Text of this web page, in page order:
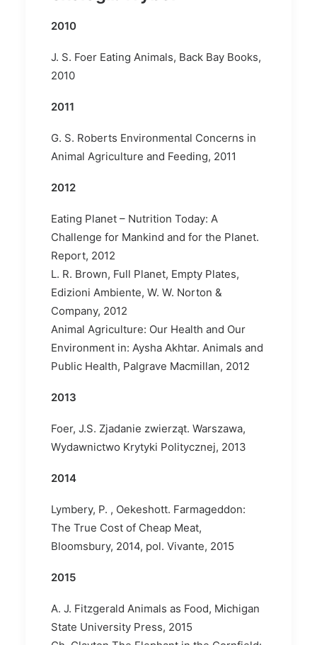
2010
J. S. Foer Eating Animals, Back Bay Books,
2010
2011
G. S. Roberts Environmental Concerns in
Animal Agriculture and Feeding, 2011
2012
Eating Planet – Nutrition Today: A
Challenge for Mankind and for the Planet.
Report, 2012
L. R. Brown, Full Planet, Empty Plates,
Edizioni Ambiente, W. W. Norton &
Company, 2012
Animal Agriculture: Our Health and Our
Environment in: Aysha Akhtar. Animals and
Public Health, Palgrave Macmillan, 2012
2013
Foer, J.S. Zjadanie zwierząt. Warszawa,
Wydawnictwo Krytyki Politycznej, 2013
2014
Lymbery, P. , Oekeshott. Farmageddon:
The True Cost of Cheap Meat,
Bloomsbury, 2014, pol. Vivante, 2015
2015
A. J. Fitzgerald Animals as Food, Michigan
State University Press, 2015